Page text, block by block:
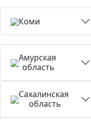
Коми
Амурская
область
Сахалинская
область